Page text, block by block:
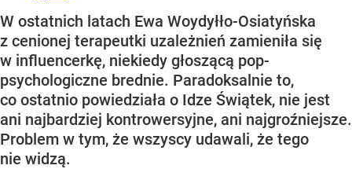
W ostatnich latach Ewa Woydyłło-Osiatyńska
z cenionej terapeutki uzależnień zamieniła się
w influencerkę, niekiedy głoszącą pop-
psychologiczne brednie. Paradoksalnie to,
co ostatnio powiedziała o Idze Świątek, nie jest
ani najbardziej kontrowersyjne, ani najgroźniejsze.
Problem w tym, że wszyscy udawali, że tego
nie widzą.